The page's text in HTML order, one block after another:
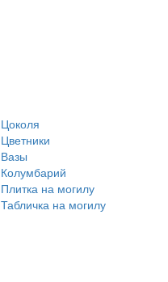
Цоколя
Цветники
Вазы
Колумбарий
Плитка на могилу
Табличка на могилу